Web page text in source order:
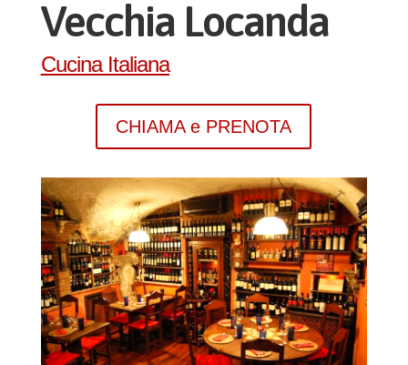
Vecchia Locanda
Cucina Italiana
CHIAMA e PRENOTA